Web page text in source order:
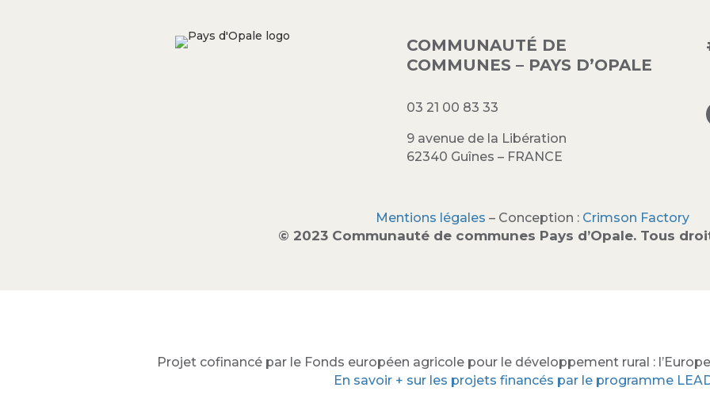
COMMUNAUTÉ DE
COMMUNES – PAYS D’OPALE
03 21 00 83 33
9 avenue de la Libération
62340 Guînes – FRANCE
Mentions légales – Conception : Crimson Factory
© 2023 Communauté de communes Pays d’Opale. Tous
Projet cofinancé par le Fonds européen agricole pour le développement rural :
En savoir + sur les projets financés par le programme